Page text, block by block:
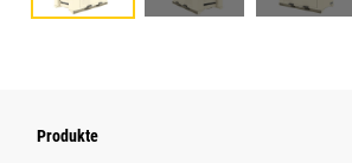
Produkte